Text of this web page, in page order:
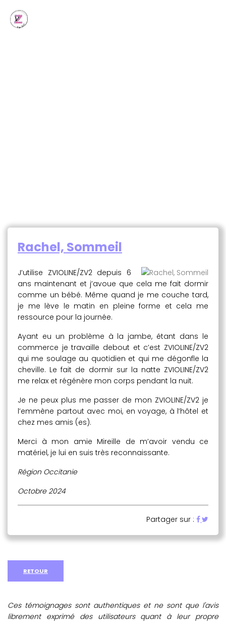
Rachel, Sommeil
J’utilise ZVIOLINE/ZV2 depuis 6
ans maintenant et j’avoue que cela me fait dormir
comme un bébé. Même quand je me couche tard,
je me lève le matin en pleine forme et cela me
ressource pour la journée.
Ayant eu un problème à la jambe, étant dans le
commerce je travaille debout et c’est ZVIOLINE/ZV2
qui me soulage au quotidien et qui me dégonfle la
cheville. Le fait de dormir sur la natte ZVIOLINE/ZV2
me relax et régénère mon corps pendant la nuit.
Je ne peux plus me passer de mon ZVIOLINE/ZV2 je
l’emmène partout avec moi, en voyage, à l’hôtel et
chez mes amis (es).
Merci à mon amie Mireille de m’avoir vendu ce
matériel, je lui en suis très reconnaissante.
Région Occitanie
Octobre 2024
Partager sur :
RETOUR
Ces témoignages sont authentiques et ne sont que l'avis
librement exprimé des utilisateurs quant à leur propre